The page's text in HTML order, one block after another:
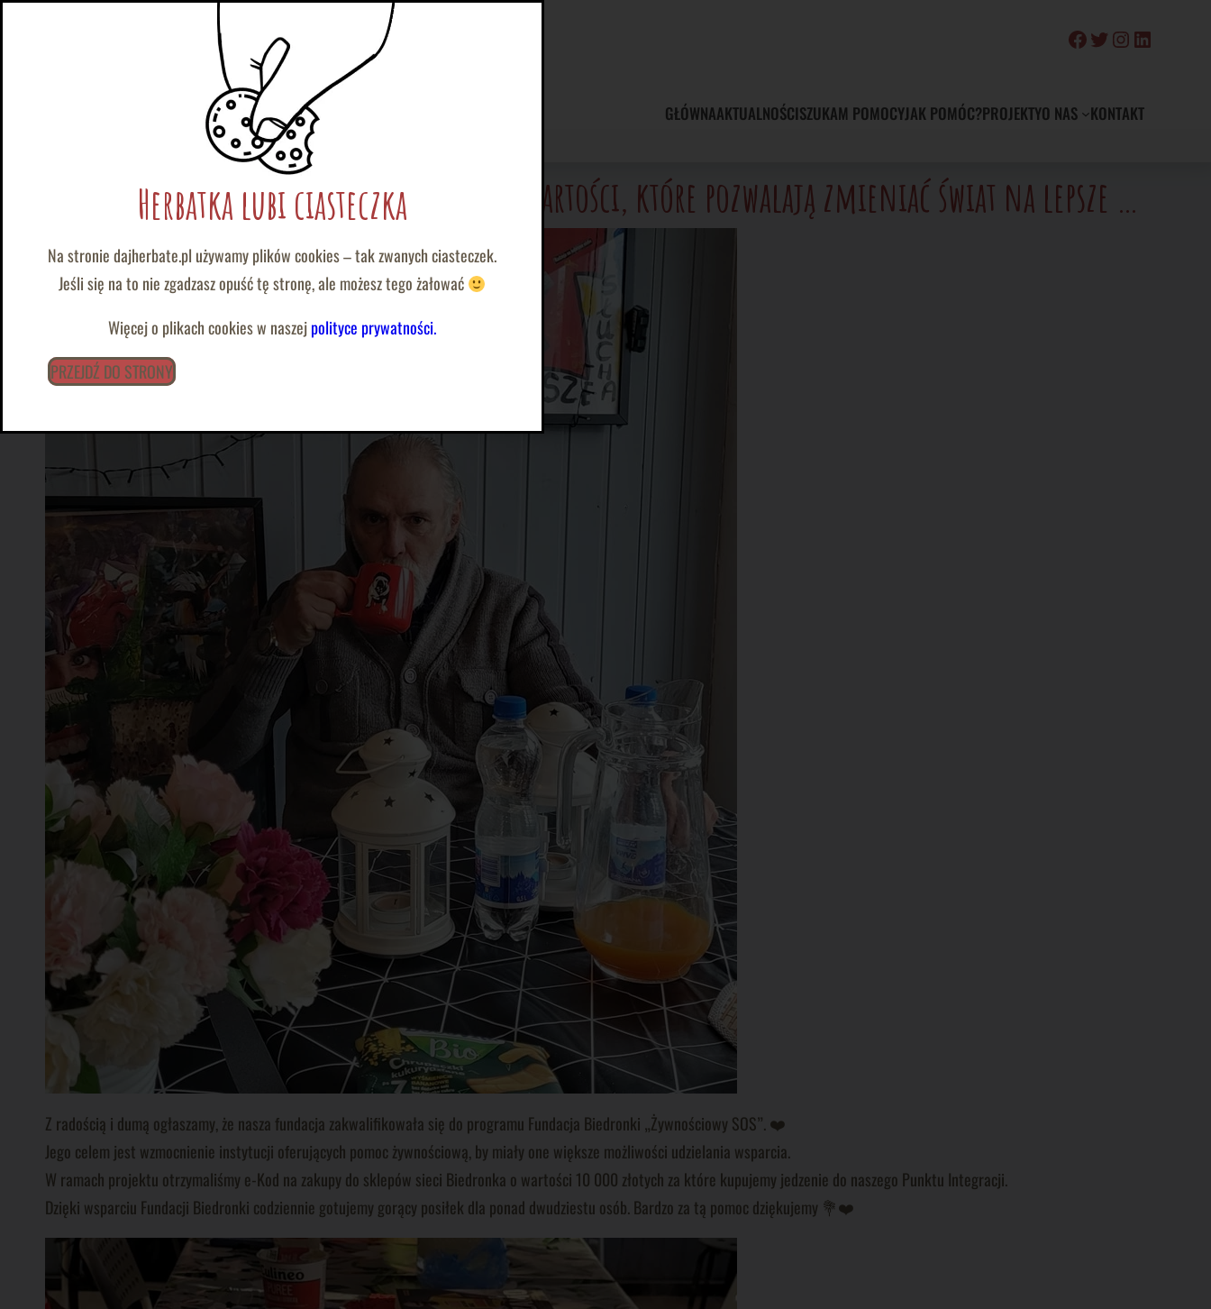
tel/whatsapp:+48 788 663 777 Facebook
Twitter
Instagram
LinkedIn
GŁÓWNAAKTUALNOŚCISZUKAM POMOCYJAK POMÓC?PROJEKTYO NAS KONTAKT
Wspólne działanie i wzajemna pomoc to wartości, które pozwalają zmieniać świat na lepsze …
Z radością i dumą ogłaszamy, że nasza fundacja zakwalifikowała się do programu Fundacja Biedronki „Żywnościowy SOS”. ❤️
Jego celem jest wzmocnienie instytucji oferujących pomoc żywnościową, by miały one większe możliwości udzielania wsparcia.
W ramach projektu otrzymaliśmy e-Kod na zakupy do sklepów sieci Biedronka o wartości 10 000 złotych za które kupujemy jedzenie do naszego Punktu Integracji.
Dzięki wsparciu Fundacji Biedronki codziennie gotujemy gorący posiłek dla ponad dwudziestu osób. Bardzo za tą pomoc dziękujemy 💐❤️
Herbatka lubi ciasteczka
Na stronie dajherbate.pl używamy plików cookies – tak zwanych ciasteczek.
Jeśli się na to nie zgadzasz opuść tę stronę, ale możesz tego żałować
Więcej o plikach cookies w naszejpolityce prywatności.
PRZEJDŹ DO STRONY